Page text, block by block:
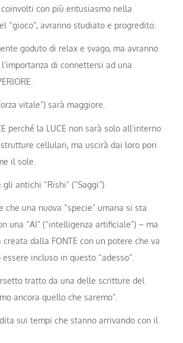
con più entusiasmo nella
“gioco”, avranno studiato e progredito.
goduto di relax e svago, ma avranno
di connettersi ad una
vitale”) sarà maggiore.
perché la LUCE non sarà solo all’interno
cellulari, ma uscirà dai loro pori
il sole.
antichi “Rishi” (“Saggi”).
che una nuova “specie” umana si sta
una “AI” (“intelligenza artificiale”) – ma
creata dalla FONTE con un potere che va
incluso in questo “adesso”.
tratto da una delle scritture del
ancora quello che saremo”.
sui tempi che stanno arrivando con il